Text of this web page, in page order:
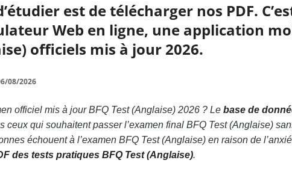
est de télécharger nos PDF.
Web en ligne, une application
officiels mis à jour 2026.
08/2026
officiel mis à jour BFQ Test (Anglaise) 2026 ? Le base de
ceux qui souhaitent passer l’examen final BFQ Test (Anglaise)
échouent à l’examen BFQ Test (Anglaise) en raison de
des tests pratiques BFQ Test (Anglaise).